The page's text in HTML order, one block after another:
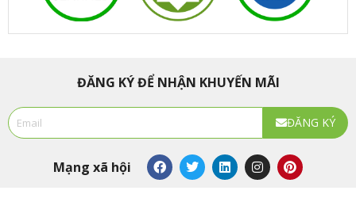
ĐĂNG KÝ ĐỂ NHẬN KHUYẾN MÃI
Email
ĐĂNG KÝ
Mạng xã hội F
a
c
T
w
i
L
i
n
I
n
s
P
i
n